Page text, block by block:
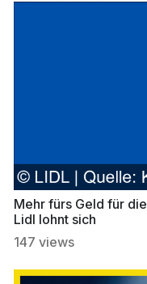
Mehr fürs Geld für
Lidl lohnt sich
147 views